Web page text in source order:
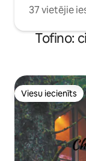
37 vietējie
Tofino:
Viesu iecienīts
Viesu iecienīts